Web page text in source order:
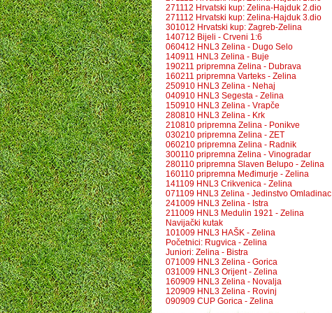
271112 Hrvatski kup: Zelina-Hajduk 2.dio
271112 Hrvatski kup: Zelina-Hajduk 3.dio
301012 Hrvatski kup: Zagreb-Zelina
140712 Bijeli - Crveni 1:6
060412 HNL3 Zelina - Dugo Selo
140911 HNL3 Zelina - Buje
190211 pripremna Zelina - Dubrava
160211 pripremna Varteks - Zelina
250910 HNL3 Zelina - Nehaj
040910 HNL3 Segesta - Zelina
150910 HNL3 Zelina - Vrapče
280810 HNL3 Zelina - Krk
210810 pripremna Zelina - Ponikve
030210 pripremna Zelina - ZET
060210 pripremna Zelina - Radnik
300110 pripremna Zelina - Vinogradar
280110 pripremna Slaven Belupo - Zelina
160110 pripremna Međimurje - Zelina
141109 HNL3 Crikvenica - Zelina
071109 HNL3 Zelina - Jedinstvo Omladinac
241009 HNL3 Zelina - Istra
211009 HNL3 Medulin 1921 - Zelina
Navijački kutak
101009 HNL3 HAŠK - Zelina
Početnici: Rugvica - Zelina
Juniori: Zelina - Bistra
071009 HNL3 Zelina - Gorica
031009 HNL3 Orijent - Zelina
160909 HNL3 Zelina - Novalja
120909 HNL3 Zelina - Rovinj
090909 CUP Gorica - Zelina